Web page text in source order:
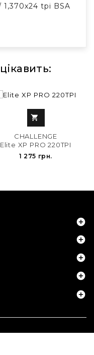
1,370x24 tpi BSA

CHALLENGE
Elite XP PRO 220TPI
1 275 грн.




